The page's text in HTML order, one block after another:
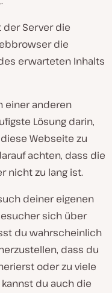
der Server die
die
erwarteten Inhalts
einer anderen
Lösung darin,
Webseite zu
achten, dass die
nicht zu lang ist.
deiner eigenen
sich über
du wahrscheinlich
dass du
oder zu viele
du auch die